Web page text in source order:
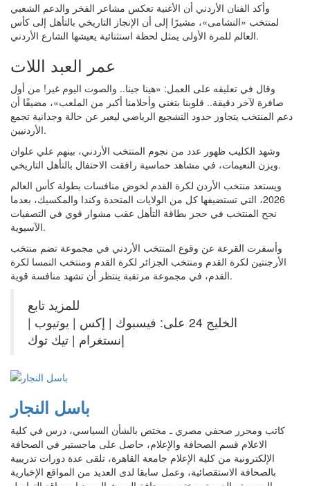
وأكد الفنان الأردني أن الأغنية تعكس مشاعر الفخر والدعم الشعبي
لمنتخب «النشامى»، مشيرًا إلى أن الإنجاز التاريخي بالتأهل إلى كأس
العالم للمرة الأولى يمثل لحظة استثنائية يعيشها الشارع الأردني.
عمر العبد اللات
وقال في تعليقه على العمل: «هينا جينا.. والصوت اليوم غير! من أول
صافرة لآخر دقيقة.. قلوبنا بتغني وأحلامنا أكبر من الملعب»، مضيفًا أن
دعم المنتخب يتجاوز حدود التشجيع الرياضي ليعبر عن حالة وجدانية تجمع
الأردنيين.
وشهد الكليب ظهور عدد من نجوم المنتخب الأردني، بينهم علي علوان
ويزن النعيمات، في مشاهد حماسية رافقت الاحتفال بالتأهل التاريخي.
ويستعد منتخب الأردن لكرة القدم لخوض منافسات بطولة كأس العالم
2026، التي تستضيفها كل من الولايات المتحدة وكندا والمكسيك، بعدما
نجح المنتخب في حجز بطاقة التأهل عقب مشوار قوي في التصفيات
الآسيوية.
وأسفرت القرعة عن وقوع المنتخب الأردني في مجموعة تضم منتخب
الأرجنتين لكرة القدم ومنتخب الجزائر لكرة القدم ومنتخب النمسا لكرة
القدم، في مجموعة مرتقبة ينتظر أن تشهد منافسة قوية.
للمزيد تابع
الخليج 24 على: فيسبوك | إكس | يوتيوب |
إنستغرام | تيك توك
باسل النجار
كاتب ومحرر صحفي مصري ـ مختص بالشأن السياسي، درس في كلية
الاعلام قسم الصحافة والإعلام، حاصل على ماجستير في الصحافة
الإلكترونية من كلية الإعلام جامعة القاهرة، تلقى عدة دورات تدريبية
بالصحافة الاستقصائية، وعمل سابقا لدى العديد من المواقع الإخبارية